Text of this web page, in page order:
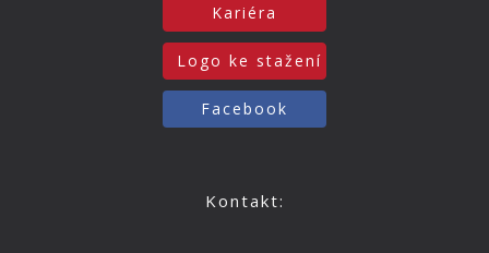
Kariéra
Logo ke stažení
Facebook
Kontakt: